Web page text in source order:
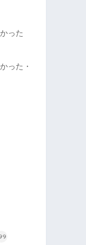
った
った・